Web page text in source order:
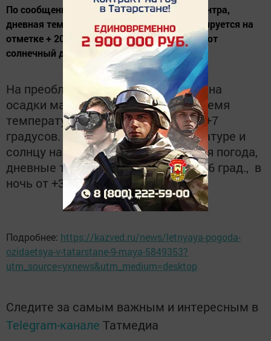
По сообщению татарстанского Гидрометцентра,
дневная температура в день 9 мая прогнозируется на
отметке + 20 градусов, метеорологи обещают
солнечный день.
На преобладающей части Татарстана
осадки маловероятны. В ночное время
температуры на отметках от +2 до+7
градусов. На смену летней температуре и
солнцу на 10 мая придет дождливая погода,
дневные температуры от +11 до +16 град., в
ночь от +3 до +8 град.
Подробнее: https://kazved.ru/news/letnyaya-pogoda-
ozidaetsya-v-tatarstane-9-maya-5849353?
utm_source=yxnews&utm_medium=desktop
Следите за самым важным и интересным в
Telegram-канале Татмедиа